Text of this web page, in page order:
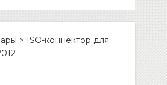
> ISO-коннектор для